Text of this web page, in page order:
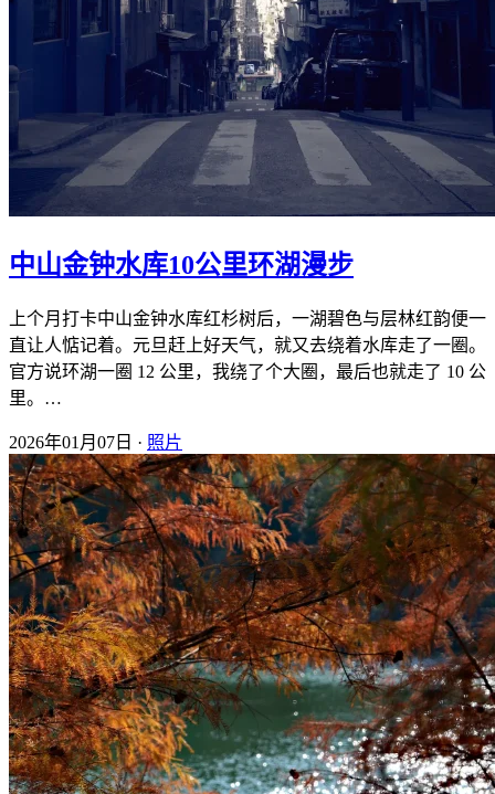
中山金钟水库10公里环湖漫步
上个月打卡中山金钟水库红杉树后，一湖碧色与层林红韵便一
直让人惦记着。元旦赶上好天气，就又去绕着水库走了一圈。
官方说环湖一圈 12 公里，我绕了个大圈，最后也就走了 10 公
里。…
2026年01月07日 · 照片